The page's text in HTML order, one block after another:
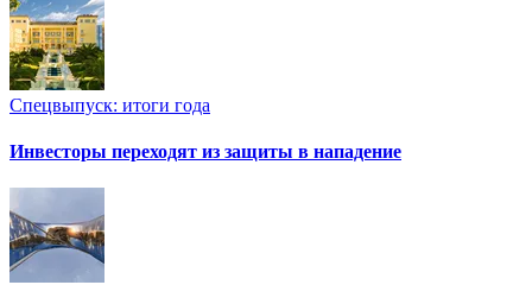
Спецвыпуск: итоги года
Инвесторы переходят из защиты в нападение